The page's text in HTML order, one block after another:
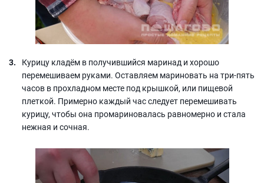
Курицу кладём в получившийся маринад и хорошо
перемешиваем руками. Оставляем мариновать на три-пять
часов в прохладном месте под крышкой, или пищевой
плеткой. Примерно каждый час следует перемешивать
курицу, чтобы она промариновалась равномерно и стала
нежная и сочная.